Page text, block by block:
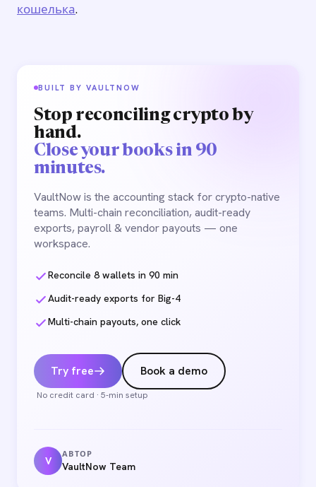
кошелька.
BUILT BY VAULTNOW
Stop reconciling crypto by
hand.
Close your books in 90
minutes.
VaultNow is the accounting stack for crypto-native
teams. Multi-chain reconciliation, audit-ready
exports, payroll & vendor payouts — one
workspace.
Reconcile 8 wallets in 90 min
Audit-ready exports for Big-4
Multi-chain payouts, one click
Try free Book a demo
No credit card · 5-min setup
V
АВТОР
VaultNow Team